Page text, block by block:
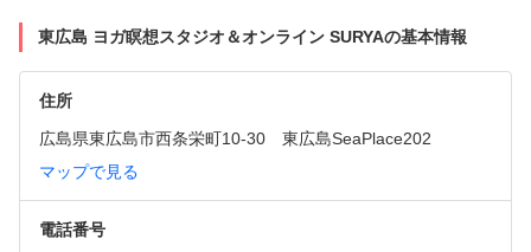
東広島 ヨガ瞑想スタジオ＆オンライン SURYAの基本情報
住所
広島県東広島市西条栄町10-30　東広島SeaPlace202
マップで見る
電話番号